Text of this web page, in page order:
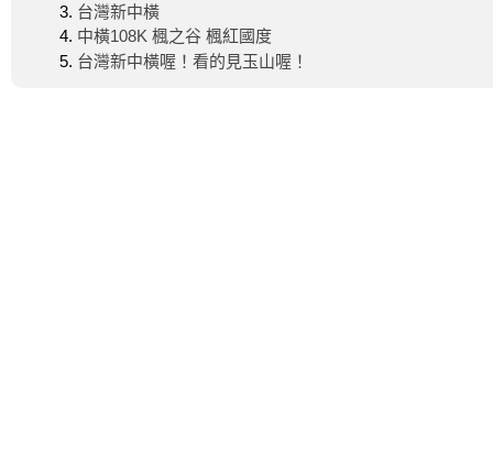
台灣新中橫
中橫108K 楓之谷 楓紅國度
台灣新中橫喔！看的見玉山喔！